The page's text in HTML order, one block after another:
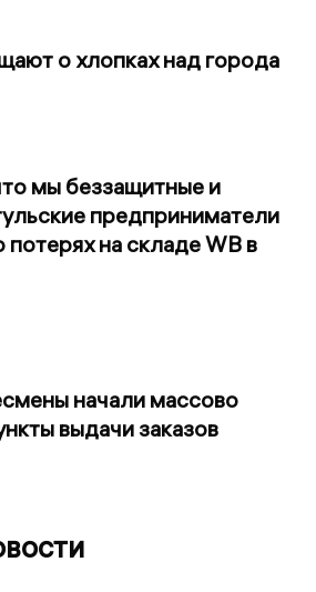
о хлопках над города
мы беззащитные и
предприниматели
потерях на складе WB в
начали массово
выдачи заказов